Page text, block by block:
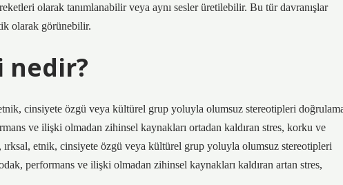
olarak tanımlanabilir veya aynı sesler üretilebilir. Bu tür davranışlar
olarak görünebilir.
nedir?
cinsiyete özgü veya kültürel grup yoluyla olumsuz stereotipleri
ve ilişki olmadan zihinsel kaynakları ortadan kaldıran stres, korku ve
etnik, cinsiyete özgü veya kültürel grup yoluyla olumsuz stereotipleri
performans ve ilişki olmadan zihinsel kaynakları kaldıran artan stres,